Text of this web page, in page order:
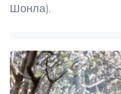
Шонла).